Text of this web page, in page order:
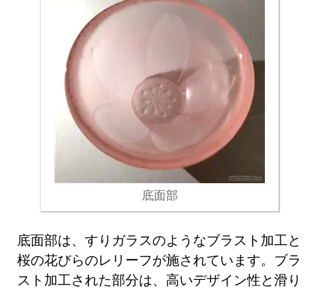
底面部
底面部は、すりガラスのようなブラスト加工と
桜の花びらのレリーフが施されています。ブラ
スト加工された部分は、高いデザイン性と滑り